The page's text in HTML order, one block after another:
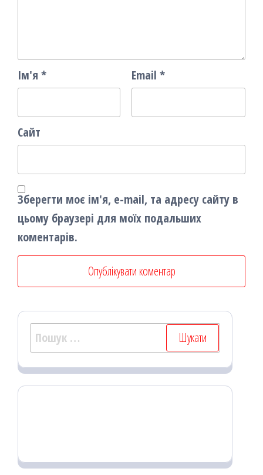
Ім'я * Email *
Сайт
Зберегти моє ім'я, e-mail, та адресу сайту в
цьому браузері для моїх подальших
коментарів.
Пошук: